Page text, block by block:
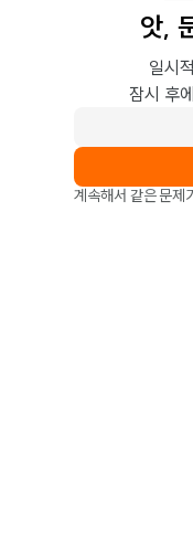
앗,
일시
잠시 후
계속해서 같은 문제